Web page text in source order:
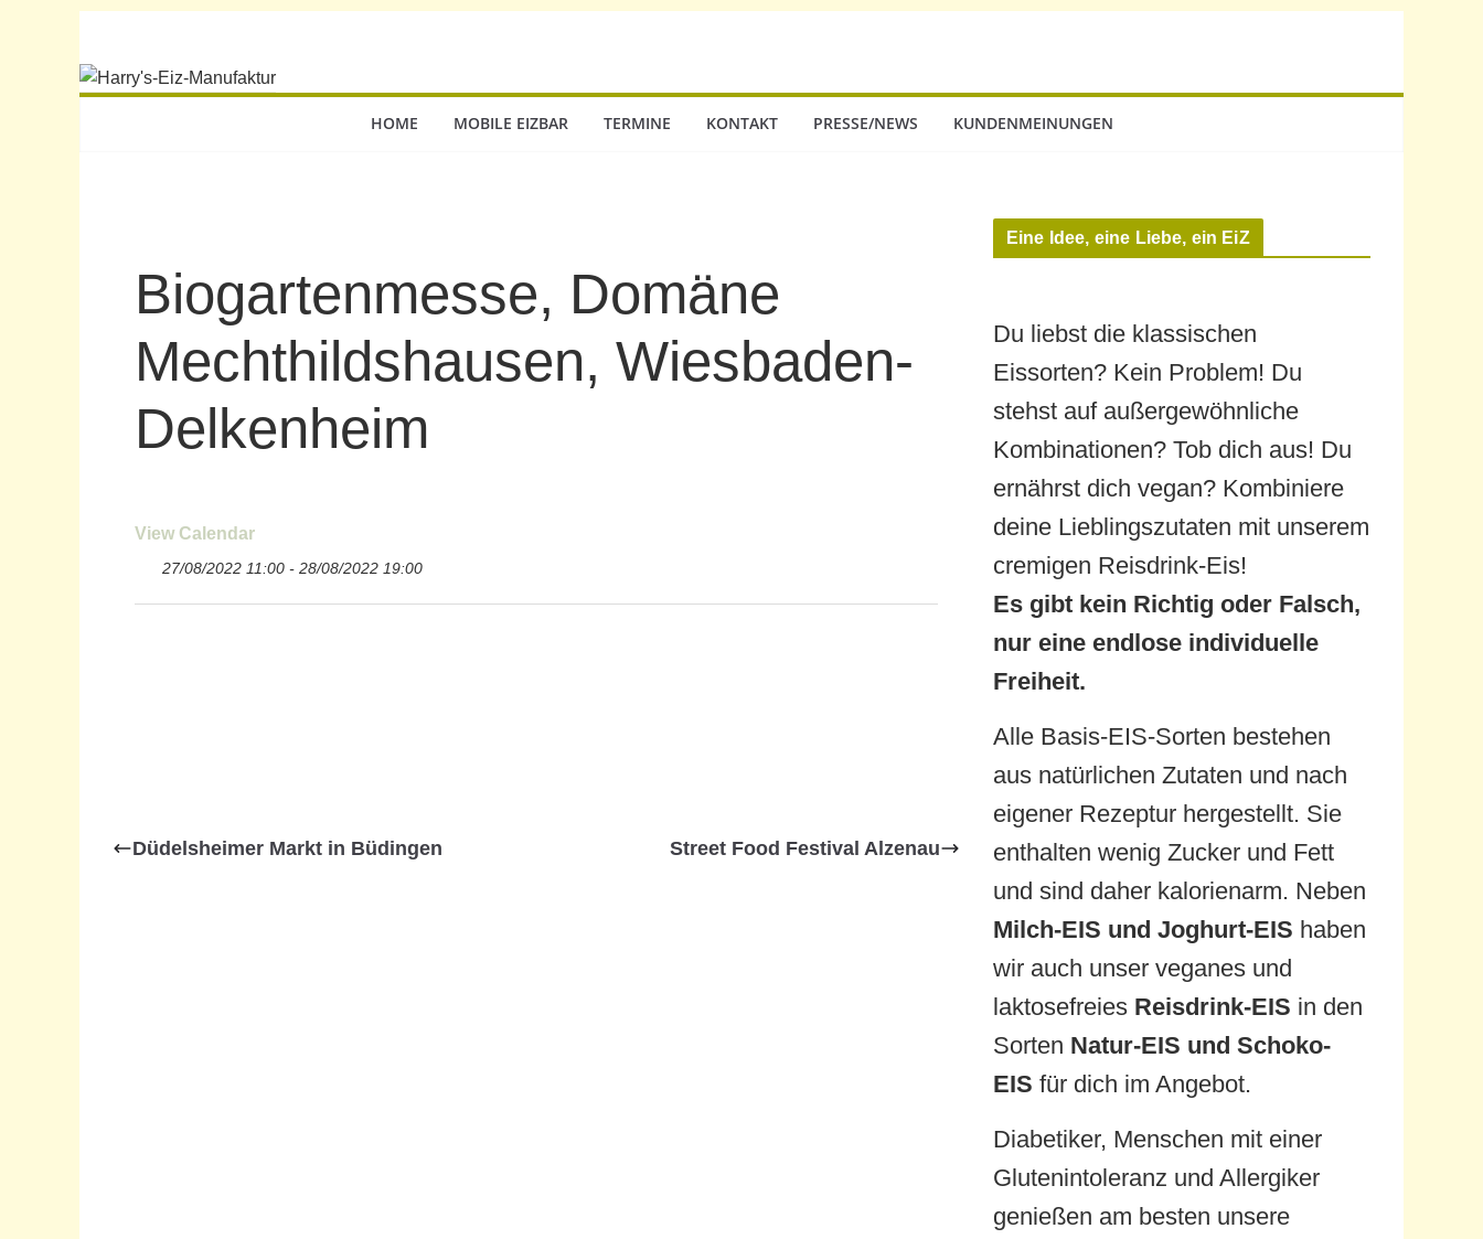
HOME MOBILE EIZBAR TERMINE KONTAKT PRESSE/NEWS KUNDENMEINUNGEN
Biogartenmesse, Domäne
Mechthildshausen, Wiesbaden-
Delkenheim
View Calendar
27/08/2022 11:00 - 28/08/2022 19:00
Düdelsheimer Markt in Büdingen Street Food Festival Alzenau
Eine Idee, eine Liebe, ein EiZ
Du liebst die klassischen
Eissorten? Kein Problem! Du
stehst auf außergewöhnliche
Kombinationen? Tob dich aus! Du
ernährst dich vegan? Kombiniere
deine Lieblingszutaten mit unserem
cremigen Reisdrink-Eis!
Es gibt kein Richtig oder Falsch,
nur eine endlose individuelle
Freiheit.
Alle Basis-EIS-Sorten bestehen
aus natürlichen Zutaten und nach
eigener Rezeptur hergestellt. Sie
enthalten wenig Zucker und Fett
und sind daher kalorienarm. Neben
Milch-EIS und Joghurt-EIS haben
wir auch unser veganes und
laktosefreies Reisdrink-EIS in den
Sorten Natur-EIS und Schoko-
EIS für dich im Angebot.
Diabetiker, Menschen mit einer
Glutenintoleranz und Allergiker
genießen am besten unsere